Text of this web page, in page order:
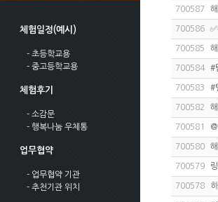
체험일정(예시)
- 초등학교용
- 중고등학교용
체험후기
- 소감문
- 행복나눔 우체통
업무협약
- 업무협약 기관
- 추천기관 위치
700587
700586
700585
700584 #
700583 #
700582
700581
700580
700579
700578